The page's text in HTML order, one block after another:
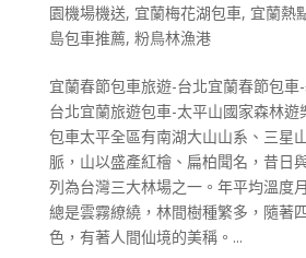
園機場機送, 宜蘭梅花湖包車, 宜蘭熱
島包車推薦, 粉鳥林漁港
宜蘭春節包車旅遊-台北宜蘭春節包
台北宜蘭旅遊包車-太平山國家森林
包車太平全區有南湖大山山系、三星
脈，山以盛產紅檜、扁柏聞名，昔日
列為台灣三大林場之一。年平均溫度
總是雲霧繚繞，林間樹種繁多，隨著
色，有著人間仙境的美稱。...